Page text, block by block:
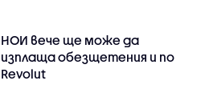
НОИ вече ще може да
изплаща обезщетения и по
Revolut